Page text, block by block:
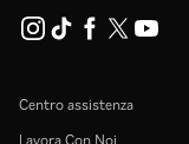
Centro assistenza
Lavora Con Noi